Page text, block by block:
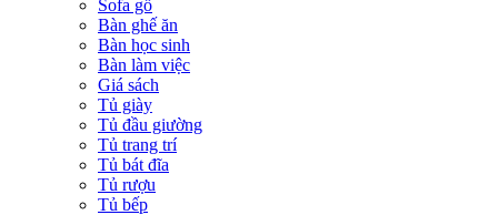
Sofa gỗ
Bàn ghế ăn
Bàn học sinh
Bàn làm việc
Giá sách
Tủ giày
Tủ đầu giường
Tủ trang trí
Tủ bát đĩa
Tủ rượu
Tủ bếp